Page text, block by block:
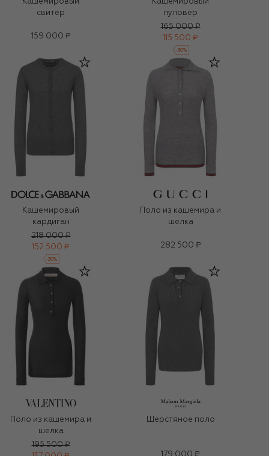
Кашемировый
свитер
159 000 ₽
Кашемировый
пуловер
165 000 ₽
115 500 ₽
-30%
Кашемировый
кардиган
218 000 ₽
152 500 ₽
-30%
Поло из кашемира и
шелка
282 500 ₽
Поло из кашемира и
шелка
195 500 ₽
Шерстяное поло